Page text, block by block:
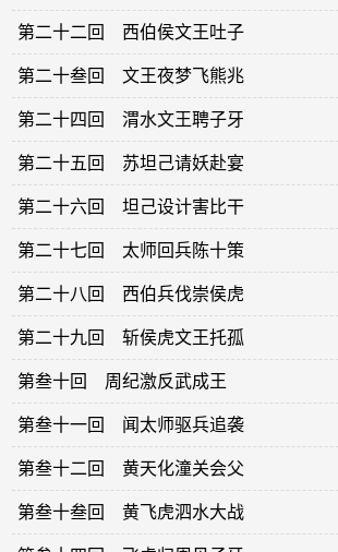
第二十二回 西伯侯文王吐子
第二十叁回 文王夜梦飞熊兆
第二十四回 渭水文王聘子牙
第二十五回 苏坦己请妖赴宴
第二十六回 坦己设计害比干
第二十七回 太师回兵陈十策
第二十八回 西伯兵伐崇侯虎
第二十九回 斩侯虎文王托孤
第叁十回 周纪激反武成王
第叁十一回 闻太师驱兵追袭
第叁十二回 黄天化潼关会父
第叁十叁回 黄飞虎泗水大战